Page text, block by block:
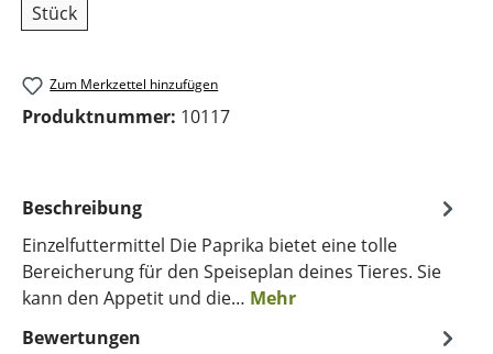
Stück
Zum Merkzettel hinzufügen
Produktnummer: 10117
Beschreibung
Einzelfuttermittel Die Paprika bietet eine tolle
Bereicherung für den Speiseplan deines Tieres. Sie
kann den Appetit und die… Mehr
Bewertungen